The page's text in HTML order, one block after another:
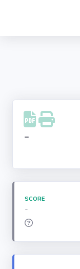
Facebook
Instagram
-
SCORE
-